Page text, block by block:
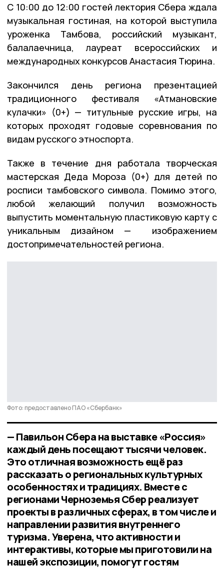
С 10:00 до 12:00 гостей лектория Сбера ждала
музыкальная гостиная, на которой выступила
уроженка Тамбова, российский музыкант,
балалаечница, лауреат всероссийских и
международных конкурсов Анастасия Тюрина.
Закончился день региона презентацией
традиционного фестиваля «Атмановские
кулачки» (0+) — титульные русские игры, на
которых проходят годовые соревнования по
видам русского этноспорта.
Также в течение дня работала творческая
мастерская Деда Мороза (0+) для детей по
росписи тамбовского символа. Помимо этого,
любой желающий получил возможность
выпустить моментальную пластиковую карту с
уникальным дизайном — изображением
достопримечательностей региона.
Фото: предоставлено ПАО «Сбербанк»
— Павильон Сбера на выставке «Россия»
каждый день посещают тысячи человек.
Это отличная возможность ещё раз
рассказать о региональных культурных
особенностях и традициях. Вместе с
регионами Черноземья Сбер реализует
проекты в различных сферах, в том числе и
направлении развития внутреннего
туризма. Уверена, что активности и
интерактивы, которые мы приготовили на
нашей экспозиции, помогут гостям